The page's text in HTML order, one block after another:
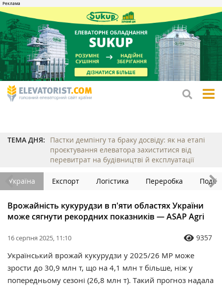
ТЕМА ДНЯ:
Пастки демпінгу та браку досвіду: як на етапі
проєктування елеватора захиститися від
перевитрат на будівництві й експлуатації
Україна Експорт Логістика Переробка Події
Врожайність кукурудзи в п'яти областях України
може сягнути рекордних показників — ASAP Agri
16 серпня 2025, 11:10 9357
Український врожай кукурудзи у 2025/26 МР може
зрости до 30,9 млн т, що на 4,1 млн т більше, ніж у
попередньому сезоні (26,8 млн т). Такий прогноз надала